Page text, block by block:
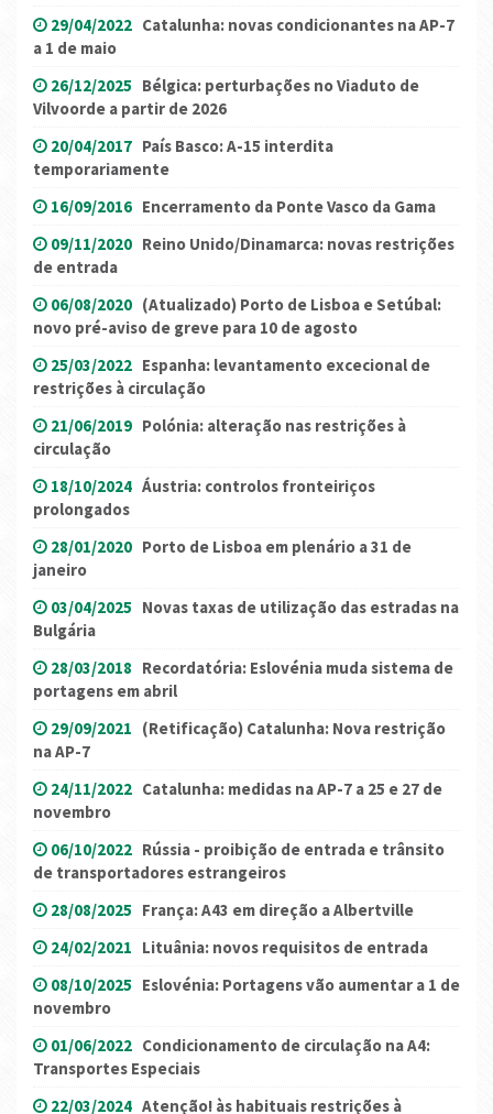
29/04/2022 Catalunha: novas condicionantes na AP-7
a 1 de maio
26/12/2025 Bélgica: perturbações no Viaduto de
Vilvoorde a partir de 2026
20/04/2017 País Basco: A-15 interdita
temporariamente
16/09/2016 Encerramento da Ponte Vasco da Gama
09/11/2020 Reino Unido/Dinamarca: novas restrições
de entrada
06/08/2020 (Atualizado) Porto de Lisboa e Setúbal:
novo pré-aviso de greve para 10 de agosto
25/03/2022 Espanha: levantamento excecional de
restrições à circulação
21/06/2019 Polónia: alteração nas restrições à
circulação
18/10/2024 Áustria: controlos fronteiriços
prolongados
28/01/2020 Porto de Lisboa em plenário a 31 de
janeiro
03/04/2025 Novas taxas de utilização das estradas na
Bulgária
28/03/2018 Recordatória: Eslovénia muda sistema de
portagens em abril
29/09/2021 (Retificação) Catalunha: Nova restrição
na AP-7
24/11/2022 Catalunha: medidas na AP-7 a 25 e 27 de
novembro
06/10/2022 Rússia - proibição de entrada e trânsito
de transportadores estrangeiros
28/08/2025 França: A43 em direção a Albertville
24/02/2021 Lituânia: novos requisitos de entrada
08/10/2025 Eslovénia: Portagens vão aumentar a 1 de
novembro
01/06/2022 Condicionamento de circulação na A4:
Transportes Especiais
22/03/2024 Atenção! às habituais restrições à